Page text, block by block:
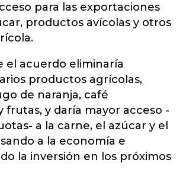
para las exportaciones
productos avícolas y otros
el acuerdo eliminaría
productos agrícolas,
de naranja, café
frutas, y daría mayor acceso -
a la carne, el azúcar y el
a la economía e
la inversión en los próximos